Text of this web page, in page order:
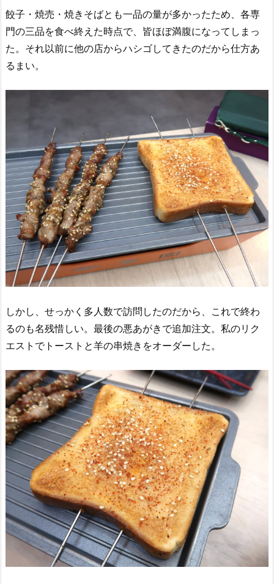
餃子・焼売・焼きそばとも一品の量が多かったため、各専
門の三品を食べ終えた時点で、皆ほぼ満腹になってしまっ
た。それ以前に他の店からハシゴしてきたのだから仕方あ
るまい。
しかし、せっかく多人数で訪問したのだから、これで終わ
るのも名残惜しい。最後の悪あがきで追加注文。私のリク
エストでトーストと羊の串焼きをオーダーした。